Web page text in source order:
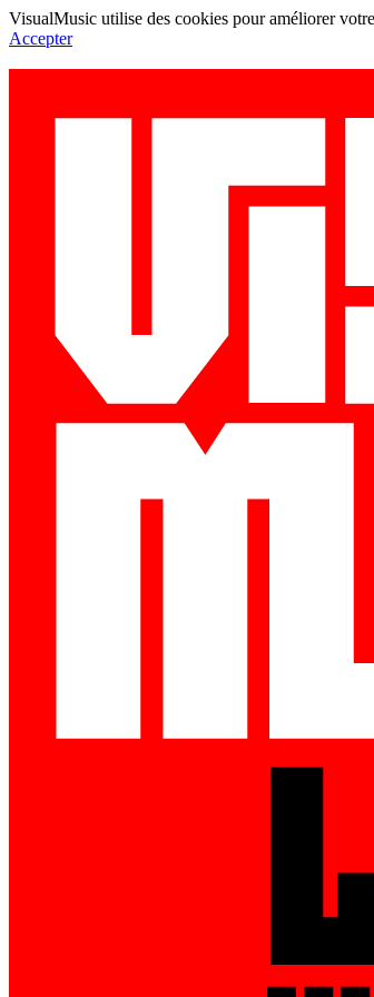
VisualMusic utilise des cookies pour améliorer
Accepter